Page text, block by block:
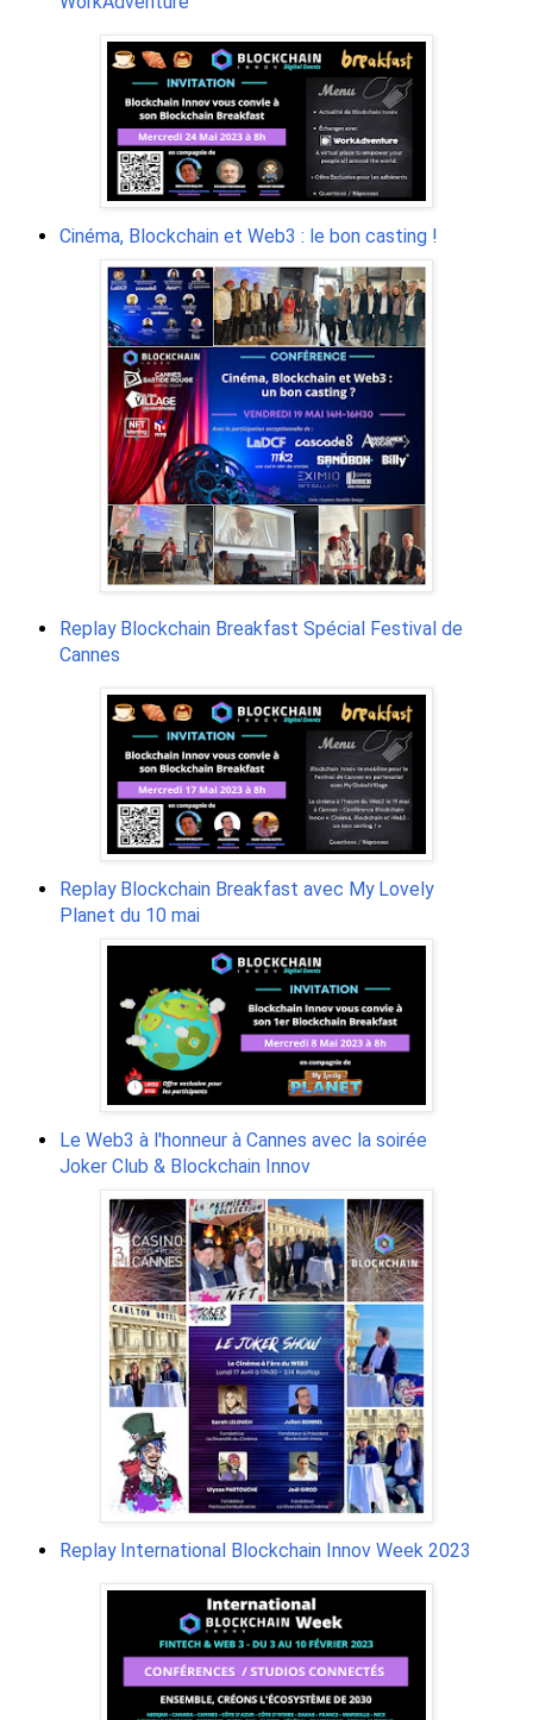
Cinéma, Blockchain et Web3 : le bon casting !
Replay Blockchain Breakfast Spécial Festival de
Cannes
Replay Blockchain Breakfast avec My Lovely
Planet du 10 mai
Le Web3 à l'honneur à Cannes avec la soirée
Joker Club & Blockchain Innov
Replay International Blockchain Innov Week 2023